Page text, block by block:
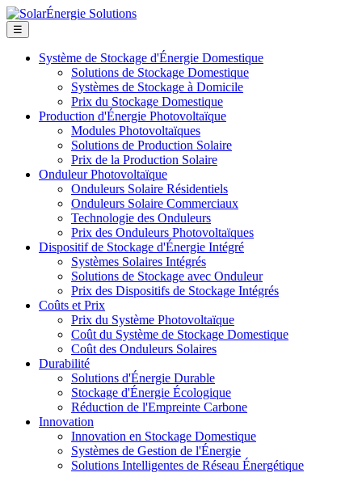
☰
Système de Stockage d'Énergie Domestique
Solutions de Stockage Domestique
Systèmes de Stockage à Domicile
Prix du Stockage Domestique
Production d'Énergie Photovoltaïque
Modules Photovoltaïques
Solutions de Production Solaire
Prix de la Production Solaire
Onduleur Photovoltaïque
Onduleurs Solaire Résidentiels
Onduleurs Solaire Commerciaux
Technologie des Onduleurs
Prix des Onduleurs Photovoltaïques
Dispositif de Stockage d'Énergie Intégré
Systèmes Solaires Intégrés
Solutions de Stockage avec Onduleur
Prix des Dispositifs de Stockage Intégrés
Coûts et Prix
Prix du Système Photovoltaïque
Coût du Système de Stockage Domestique
Coût des Onduleurs Solaires
Durabilité
Solutions d'Énergie Durable
Stockage d'Énergie Écologique
Réduction de l'Empreinte Carbone
Innovation
Innovation en Stockage Domestique
Systèmes de Gestion de l'Énergie
Solutions Intelligentes de Réseau Énergétique